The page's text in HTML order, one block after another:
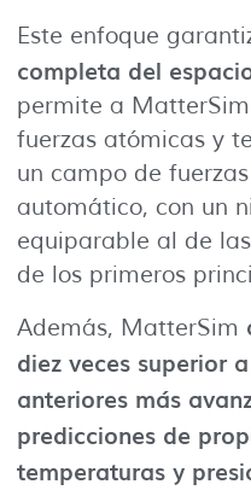
Este enfoque
completa del
permite a
fuerzas atómicas y
un campo de
automático, con un
equiparable al de
de los primeros
Además, MatterSim
diez veces superior
anteriores más
predicciones de
temperaturas y